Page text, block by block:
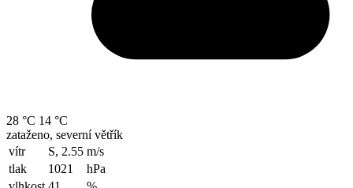
28 °C 14 °C
zataženo, severní větřík
vítr
S, 2.55 m/s
tlak
1021
hPa